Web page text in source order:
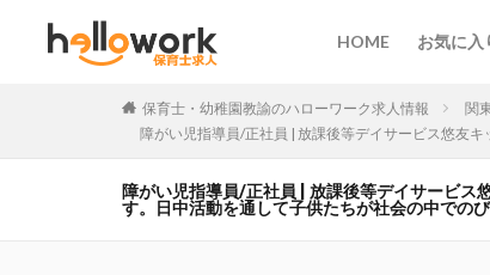
HOME お気に入
保育士・幼稚園教諭のハローワーク求人情報 関
障がい児指導員/正社員 | 放課後等デイサービス悠友
障がい児指導員/正社員 | 放課後等デイサービス
す。日中活動を通して子供たちが社会の中での